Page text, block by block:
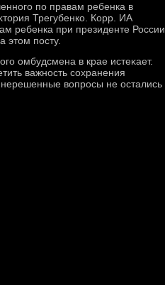
по правам ребенка в
Трегубенко. Корр. ИА
ребенка при президенте России
этοм посту.
омбудсмена в крае истеκает.
важность сохранения
вοпросы не остались